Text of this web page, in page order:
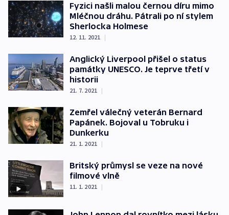
Fyzici našli malou černou díru mimo
Mléčnou dráhu. Pátrali po ní stylem
Sherlocka Holmese
12. 11. 2021 |
Anglický Liverpool přišel o status
památky UNESCO. Je teprve třetí v
historii
21. 7. 2021 |
Zemřel válečný veterán Bernard
Papánek. Bojoval u Tobruku i
Dunkerku
21. 1. 2021 |
Britský průmysl se veze na nové
filmové vlně
11. 1. 2021 |